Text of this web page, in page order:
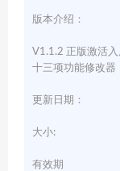
版本介绍：
V1.1.2 正版激活
十三项功能修改器
更新日期：
大小:
有效期